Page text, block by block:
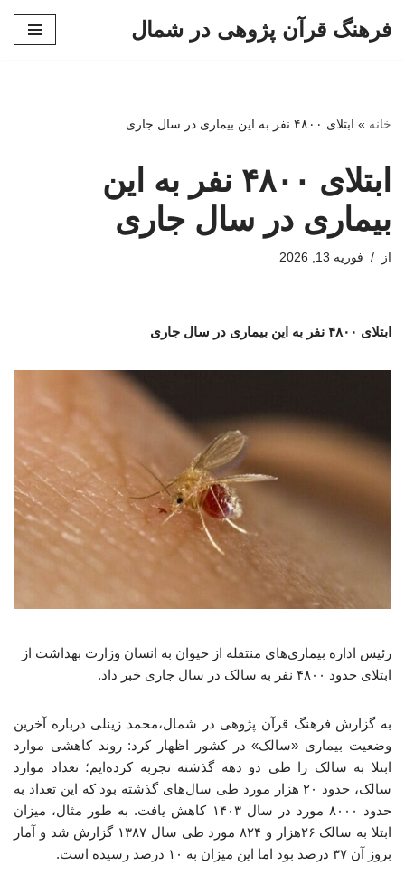
فرهنگ قرآن پژوهی در شمال
خانه » ابتلای ۴۸۰۰ نفر به این بیماری در سال جاری
ابتلای ۴۸۰۰ نفر به این
بیماری در سال جاری
از فوریه 13, 2026
ابتلای ۴۸۰۰ نفر به این بیماری در سال جاری
رئیس اداره بیماری‌های منتقله از حیوان به انسان وزارت بهداشت از
ابتلای حدود ۴۸۰۰ نفر به سالک در سال جاری خبر داد.
به گزارش فرهنگ قرآن پژوهی در شمال،محمد زینلی درباره آخرین
وضعیت بیماری «سالک» در کشور اظهار کرد: روند کاهشی موارد
ابتلا به سالک را طی دو دهه گذشته تجربه کرده‌ایم؛ تعداد موارد
سالک، حدود ۲۰ هزار مورد طی سال‌های گذشته بود که این تعداد به
حدود ۸۰۰۰ مورد در سال ۱۴۰۳ کاهش یافت. به طور مثال، میزان
ابتلا به سالک ۲۶هزار و ۸۲۴ مورد طی سال ۱۳۸۷ گزارش شد و آمار
بروز آن ۳۷ درصد بود اما این میزان به ۱۰ درصد رسیده است.